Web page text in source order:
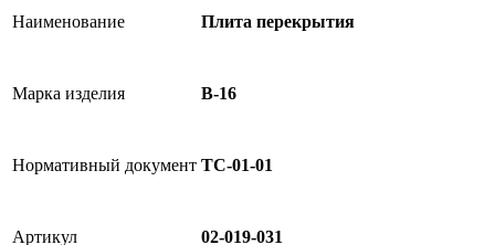
Наименование Плита перекрытия
Марка изделия В-16
Нормативный документ ТС-01-01
Артикул 02-019-031